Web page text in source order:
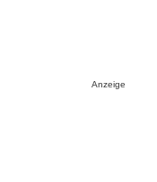
Anzeige